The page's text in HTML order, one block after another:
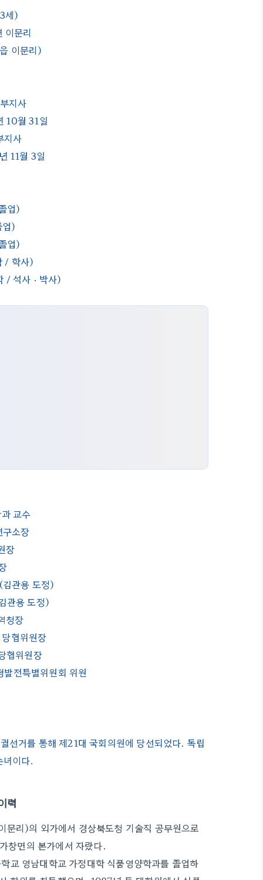
세)
이문리
이문리)
지사
10월 31일
지사
11월 3일
업)
업)
업)
/ 학사)
/ 석사 · 박사)
교수
소장
장
관용 도정)
관용 도정)
청장
협위원장
협위원장
전특별위원회 위원
거를 통해 제21대 국회의원에 당선되었다. 독립
녀이다.
력
리)의 외가에서 경상북도청 기술직 공무원으로
창면의 본가에서 자랐다.
교 영남대학교 가정대학 식품영양학과를 졸업하